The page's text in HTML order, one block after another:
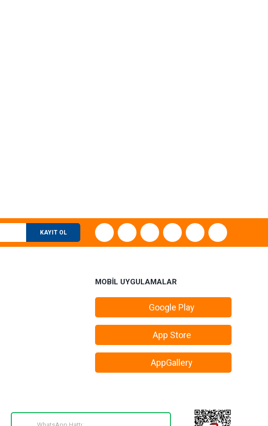
KAYIT OL
MOBİL UYGULAMALAR
Google Play
App Store
AppGallery